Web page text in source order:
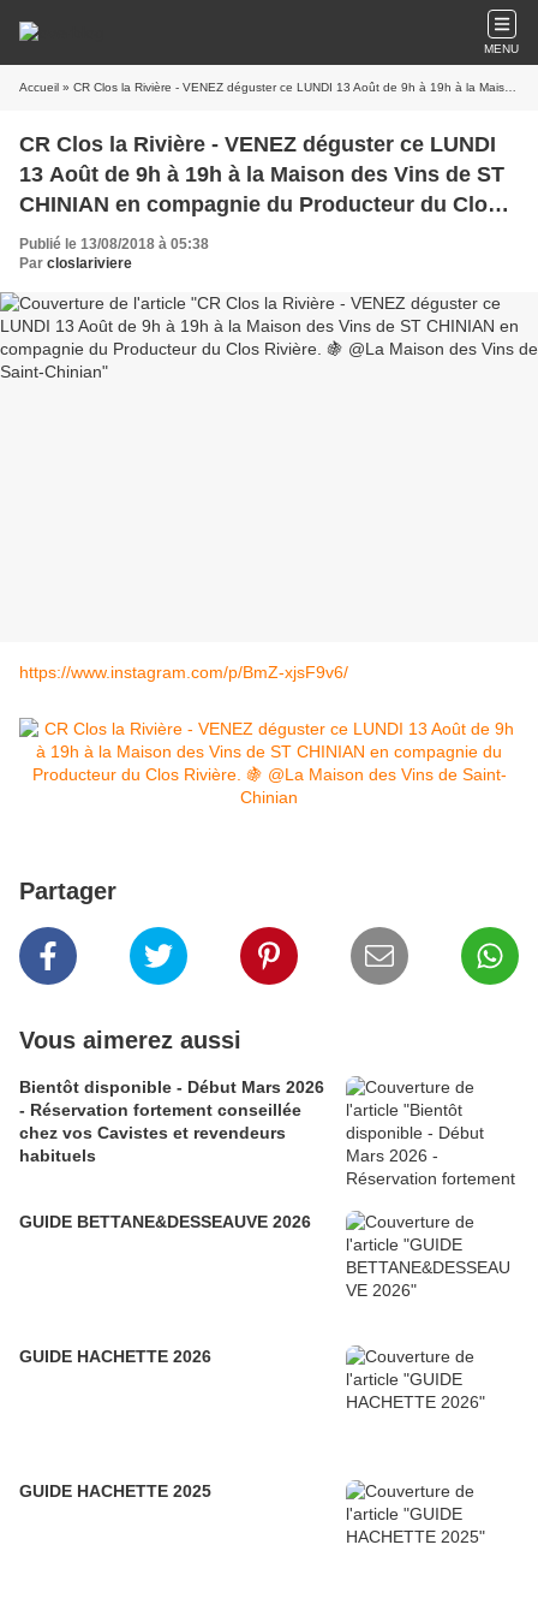
MENU
Accueil » CR Clos la Rivière - VENEZ déguster ce LUNDI 13 Août de 9h à 19h à la Maison des Vins de ST CHINIAN en compagnie du Producteur du Clos Rivière. 🍇 @La Maison des Vins de Saint-Chinian
CR Clos la Rivière - VENEZ déguster ce LUNDI
13 Août de 9h à 19h à la Maison des Vins de ST
CHINIAN en compagnie du Producteur du Clos
Rivière. 🍇 @La Maison des Vins de Saint-
Chinian
Publié le 13/08/2018 à 05:38
Par closlariviere
https://www.instagram.com/p/BmZ-xjsF9v6/
Partager
Vous aimerez aussi
Bientôt disponible - Début Mars 2026
- Réservation fortement conseillée
chez vos Cavistes et revendeurs
habituels
GUIDE BETTANE&DESSEAUVE 2026
GUIDE HACHETTE 2026
GUIDE HACHETTE 2025